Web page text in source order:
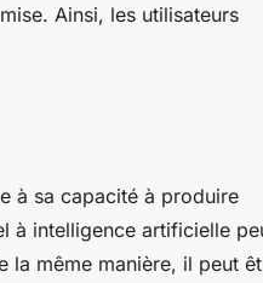
Ainsi, les utilisateurs
à sa capacité à produire
à intelligence artificielle
même manière, il peut